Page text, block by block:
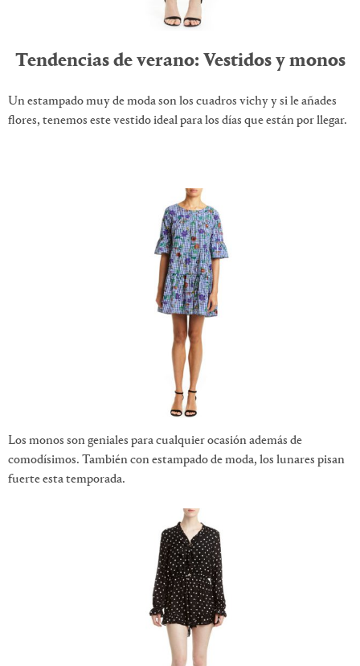
Tendencias de verano: Vestidos y monos
Un estampado muy de moda son los cuadros vichy y si le añades
flores, tenemos este vestido ideal para los días que están por llegar.
Los monos son geniales para cualquier ocasión además de
comodísimos. También con estampado de moda, los lunares pisan
fuerte esta temporada.